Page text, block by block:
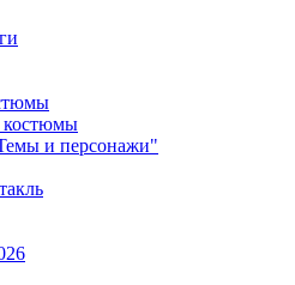
и персонажи"